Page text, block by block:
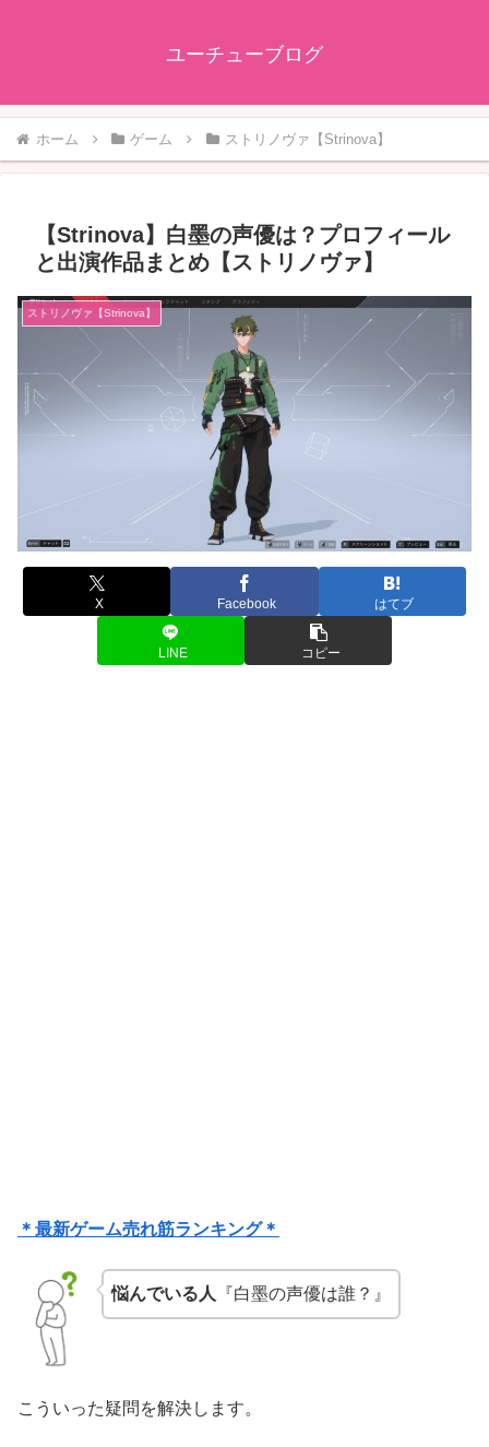
ユーチューブログ
ホーム ゲーム ストリノヴァ【Strinova】
【Strinova】白墨の声優は？プロフィール
と出演作品まとめ【ストリノヴァ】
ストリノヴァ【Strinova】
X Facebook はてブ
LINE コピー
＊最新ゲーム売れ筋ランキング＊
悩んでいる人 『白墨の声優は誰？』
こういった疑問を解決します。